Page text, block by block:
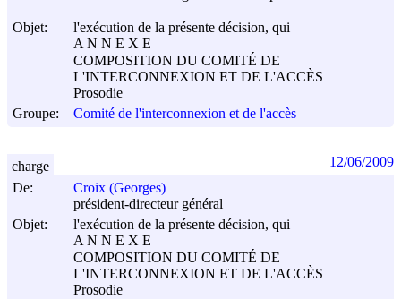
Objet:
l'exécution de la présente décision, qui
A N N E X E
COMPOSITION DU COMITÉ DE
L'INTERCONNEXION ET DE L'ACCÈS
Prosodie
Groupe:
Comité de l'interconnexion et de l'accès
De:
Croix (Georges)
président-directeur général
Objet:
l'exécution de la présente décision, qui
A N N E X E
COMPOSITION DU COMITÉ DE
L'INTERCONNEXION ET DE L'ACCÈS
Prosodie
charge 12/06/2009